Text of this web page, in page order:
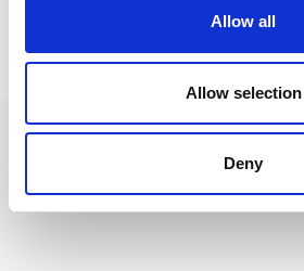
Allow all
Allow selection
Deny